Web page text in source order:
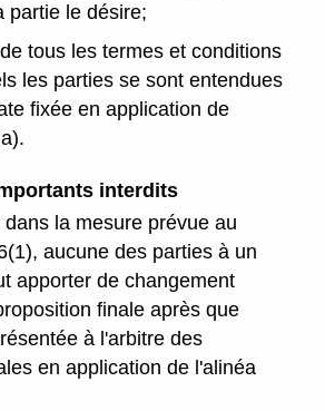
partie le désire;
tous les termes et conditions
les parties se sont entendues
fixée en application de
interdits
dans la mesure prévue au
aucune des parties à un
apporter de changement
finale après que
à l'arbitre des
en application de l'alinéa